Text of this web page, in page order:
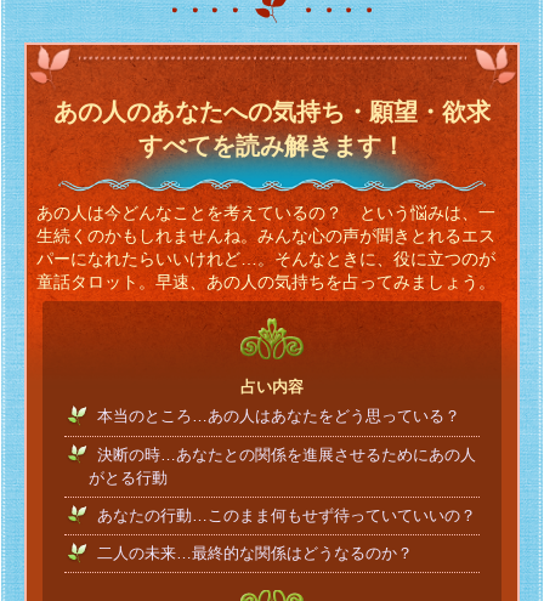
あの人のあなたへの気持ち・願望・欲求
すべてを読み解きます！
あの人は今どんなことを考えているの？ という悩みは、一
生続くのかもしれませんね。みんな心の声が聞きとれるエス
パーになれたらいいけれど…。そんなときに、役に立つのが
童話タロット。早速、あの人の気持ちを占ってみましょう。
占い内容
本当のところ…あの人はあなたをどう思っている？
決断の時…あなたとの関係を進展させるためにあの人
がとる行動
あなたの行動…このまま何もせず待っていていいの？
二人の未来…最終的な関係はどうなるのか？